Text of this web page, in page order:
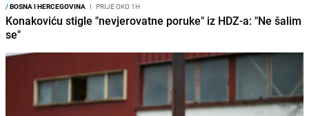
/BOSNA I HERCEGOVINA I PRIJE OKO 1H
Konakoviću stigle "nevjerovatne poruke" iz HDZ-a: "Ne šalim
se"